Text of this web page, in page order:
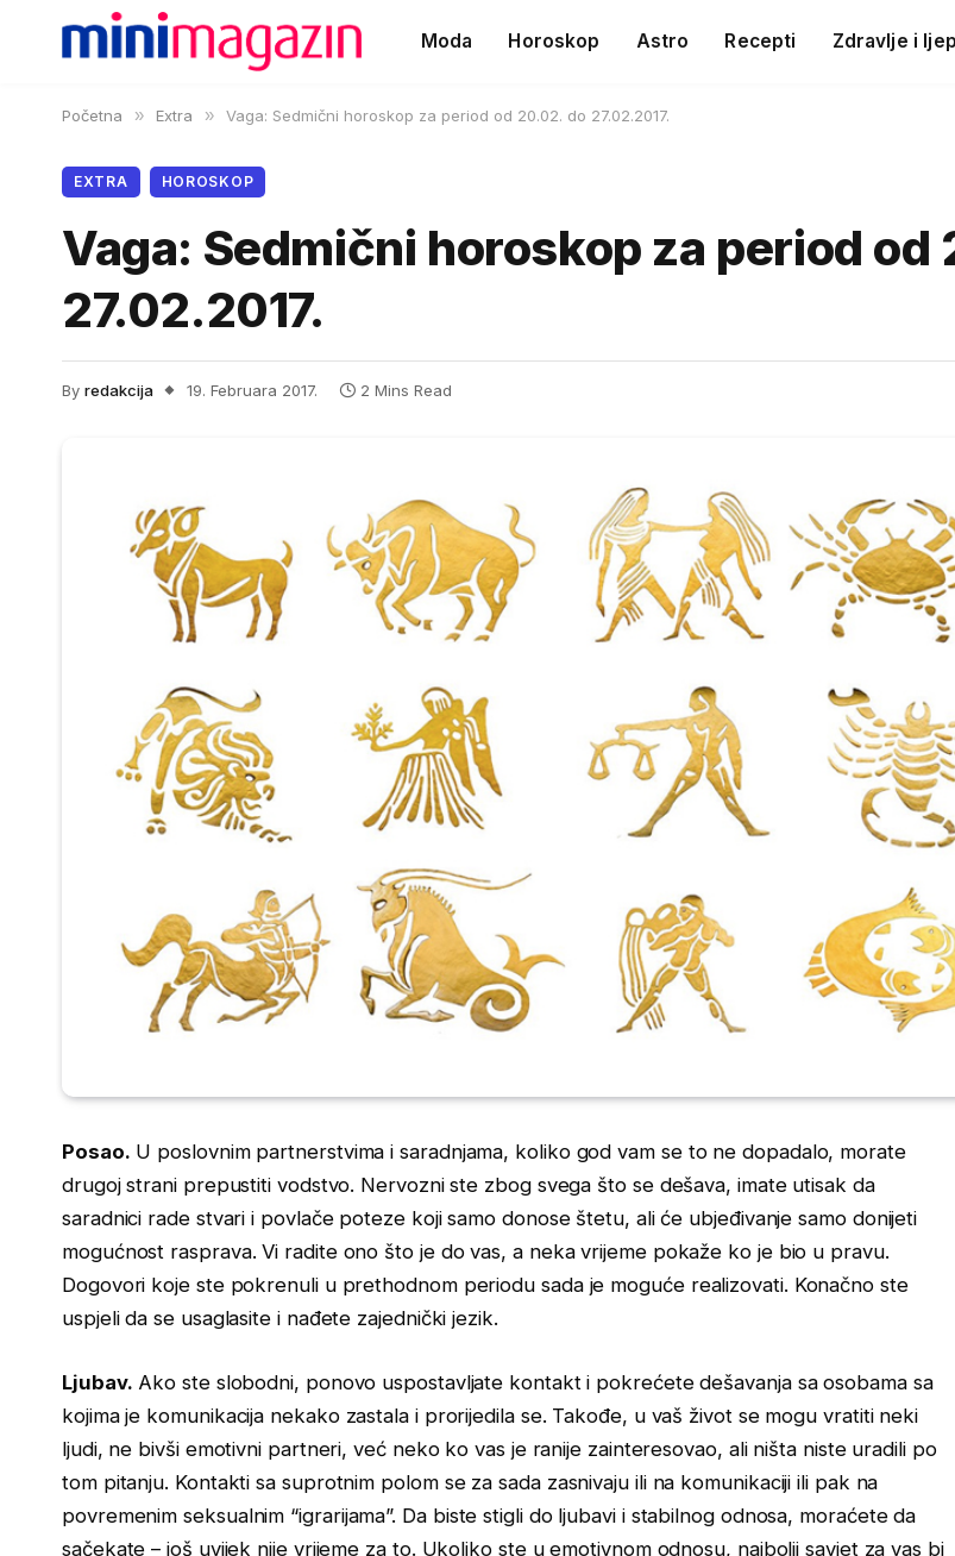
Moda Horoskop Astro Recepti Zdravlje i
Početna » Extra » Vaga: Sedmični horoskop za period od 20.02. do 27.02.2017.
EXTRA HOROSKOP
Vaga: Sedmični horoskop za period od
27.02.2017.
By redakcija 19. Februara 2017. 2 Mins Read
Posao. U poslovnim partnerstvima i saradnjama, koliko god vam se to ne dopadalo, morate
drugoj strani prepustiti vodstvo. Nervozni ste zbog svega što se dešava, imate utisak da
saradnici rade stvari i povlače poteze koji samo donose štetu, ali će ubjeđivanje samo donijeti
mogućnost rasprava. Vi radite ono što je do vas, a neka vrijeme pokaže ko je bio u pravu.
Dogovori koje ste pokrenuli u prethodnom periodu sada je moguće realizovati. Konačno ste
uspjeli da se usaglasite i nađete zajednički jezik.
Ljubav. Ako ste slobodni, ponovo uspostavljate kontakt i pokrećete dešavanja sa osobama sa
kojima je komunikacija nekako zastala i prorijedila se. Takođe, u vaš život se mogu vratiti neki
ljudi, ne bivši emotivni partneri, već neko ko vas je ranije zainteresovao, ali ništa niste uradili po
tom pitanju. Kontakti sa suprotnim polom se za sada zasnivaju ili na komunikaciji ili pak na
povremenim seksualnim “igrarijama”. Da biste stigli do ljubavi i stabilnog odnosa, moraćete da
sačekate – još uvijek nije vrijeme za to. Ukoliko ste u emotivnom odnosu, najbolji savjet za vas bi